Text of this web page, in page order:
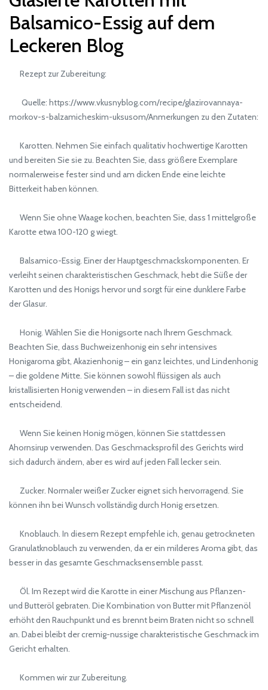
Balsamico-Essig auf dem
Leckeren Blog
Rezept zur Zubereitung:
Quelle: https://www.vkusnyblog.com/recipe/glazirovannaya-
morkov-s-balzamicheskim-uksusom/Anmerkungen zu den Zutaten:
Karotten. Nehmen Sie einfach qualitativ hochwertige Karotten
und bereiten Sie sie zu. Beachten Sie, dass größere Exemplare
normalerweise fester sind und am dicken Ende eine leichte
Bitterkeit haben können.
Wenn Sie ohne Waage kochen, beachten Sie, dass 1 mittelgroße
Karotte etwa 100-120 g wiegt.
Balsamico-Essig. Einer der Hauptgeschmackskomponenten. Er
verleiht seinen charakteristischen Geschmack, hebt die Süße der
Karotten und des Honigs hervor und sorgt für eine dunklere Farbe
der Glasur.
Honig. Wählen Sie die Honigsorte nach Ihrem Geschmack.
Beachten Sie, dass Buchweizenhonig ein sehr intensives
Honigaroma gibt, Akazienhonig – ein ganz leichtes, und Lindenhonig
– die goldene Mitte. Sie können sowohl flüssigen als auch
kristallisierten Honig verwenden – in diesem Fall ist das nicht
entscheidend.
Wenn Sie keinen Honig mögen, können Sie stattdessen
Ahornsirup verwenden. Das Geschmacksprofil des Gerichts wird
sich dadurch ändern, aber es wird auf jeden Fall lecker sein.
Zucker. Normaler weißer Zucker eignet sich hervorragend. Sie
können ihn bei Wunsch vollständig durch Honig ersetzen.
Knoblauch. In diesem Rezept empfehle ich, genau getrockneten
Granulatknoblauch zu verwenden, da er ein milderes Aroma gibt, das
besser in das gesamte Geschmacksensemble passt.
Öl. Im Rezept wird die Karotte in einer Mischung aus Pflanzen-
und Butteröl gebraten. Die Kombination von Butter mit Pflanzenöl
erhöht den Rauchpunkt und es brennt beim Braten nicht so schnell
an. Dabei bleibt der cremig-nussige charakteristische Geschmack im
Gericht erhalten.
Kommen wir zur Zubereitung.